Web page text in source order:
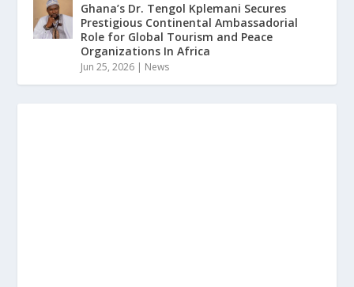
Ghana’s Dr. Tengol Kplemani Secures
Prestigious Continental Ambassadorial
Role for Global Tourism and Peace
Organizations In Africa
Jun 25, 2026 | News